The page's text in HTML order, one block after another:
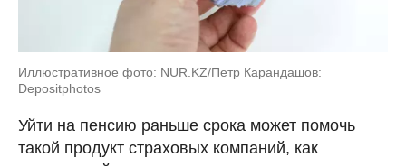
Иллюстративное фото: NUR.KZ/Петр Карандашов:
Depositphotos
Уйти на пенсию раньше срока может помочь
такой продукт страховых компаний, как